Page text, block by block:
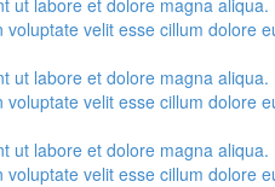
labore et dolore magna
velit esse cillum dolore
labore et dolore magna
velit esse cillum dolore
labore et dolore magna
velit esse cillum dolore